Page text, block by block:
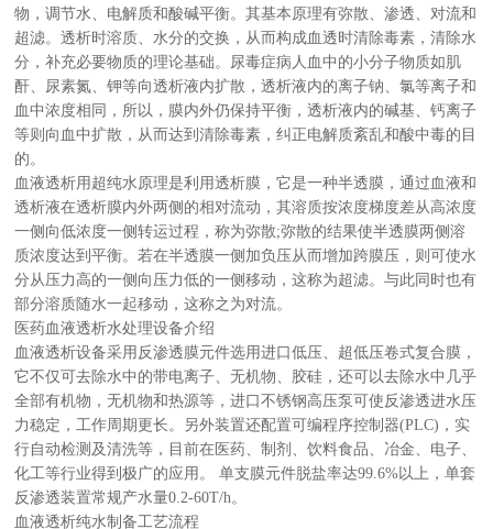
物，调节水、电解质和酸碱平衡。其基本原理有弥散、渗透、对流和
超滤。透析时溶质、水分的交换，从而构成血透时清除毒素，清除水
分，补充必要物质的理论基础。尿毒症病人血中的小分子物质如肌
酐、尿素氮、钾等向透析液内扩散，透析液内的离子钠、氯等离子和
血中浓度相同，所以，膜内外仍保持平衡，透析液内的碱基、钙离子
等则向血中扩散，从而达到清除毒素，纠正电解质紊乱和酸中毒的目
的。
血液透析用超纯水原理是利用透析膜，它是一种半透膜，通过血液和
透析液在透析膜内外两侧的相对流动，其溶质按浓度梯度差从高浓度
一侧向低浓度一侧转运过程，称为弥散;弥散的结果使半透膜两侧溶
质浓度达到平衡。若在半透膜一侧加负压从而增加跨膜压，则可使水
分从压力高的一侧向压力低的一侧移动，这称为超滤。与此同时也有
部分溶质随水一起移动，这称之为对流。
医药血液透析水处理设备介绍
血液透析设备采用反渗透膜元件选用进口低压、超低压卷式复合膜，
它不仅可去除水中的带电离子、无机物、胶硅，还可以去除水中几乎
全部有机物，无机物和热源等，进口不锈钢高压泵可使反渗透进水压
力稳定，工作周期更长。另外装置还配置可编程序控制器(PLC)，实
行自动检测及清洗等，目前在医药、制剂、饮料食品、冶金、电子、
化工等行业得到极广的应用。 单支膜元件脱盐率达99.6%以上，单套
反渗透装置常规产水量0.2-60T/h。
血液透析纯水制备工艺流程